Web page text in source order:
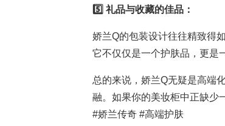
5️⃣ 礼品与收藏的佳品：
娇兰Q的包装设计往往精致得
它不仅仅是一个护肤品，更是
总的来说，娇兰Q无疑是高端
融。如果你的美妆柜中正缺少
#娇兰传奇 #高端护肤